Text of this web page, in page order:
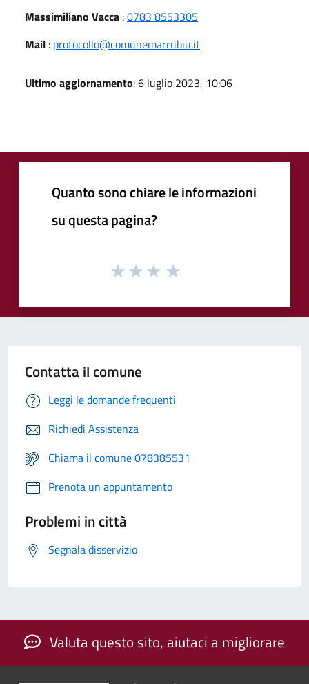
Massimiliano Vacca :0783 8553305
Mail : protocollo@comunemarrubiu.it
Ultimo aggiornamento: 6 luglio 2023, 10:06
Quanto sono chiare le informazioni
su questa pagina?
Contatta il comune
Leggi le domande frequenti
Richiedi Assistenza
Chiama il comune 078385531
Prenota un appuntamento
Problemi in città
Segnala disservizio
Valuta questo sito, aiutaci a migliorare